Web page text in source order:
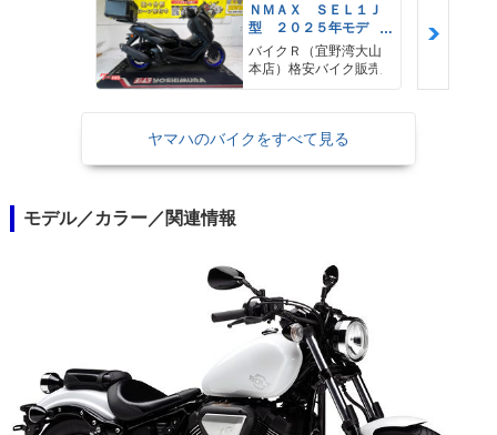
ＮＭＡＸ ＳＥＬ１Ｊ
型 ２０２５年モデ
ル ＡＢＳ キーレ
ス リアキャリア リ
アＢＯＸ
バイクＲ（宜野湾大山
本店）格安バイク販売
ヤマハのバイクをすべて見る
モデル／カラー／関連情報